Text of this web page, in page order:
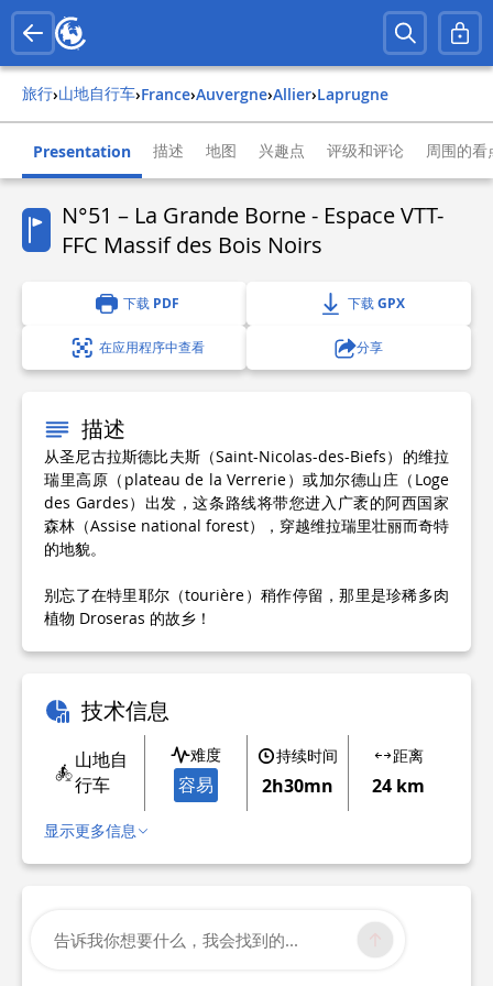
旅行› 山地自行车› france› auvergne› allier› laprugne
Presentation 描述 地图 兴趣点 评级和评论 周围的看
N°51 – La Grande Borne - Espace VTT-
FFC Massif des Bois Noirs
下载 PDF 下载 GPX
在应用程序中查看 分享
描述
从圣尼古拉斯德比夫斯（Saint-Nicolas-des-Biefs）的维拉
瑞里高原（plateau de la Verrerie）或加尔德山庄（Loge
des Gardes）出发，这条路线将带您进入广袤的阿西国家
森林（Assise national forest），穿越维拉瑞里壮丽而奇特
的地貌。
别忘了在特里耶尔（tourière）稍作停留，那里是珍稀多肉
植物 Droseras 的故乡！
技术信息
山地自
行车
难度
容易
持续时间
2h30mn
距离
24 km
显示更多信息
告诉我你想要什么，我会找到的...